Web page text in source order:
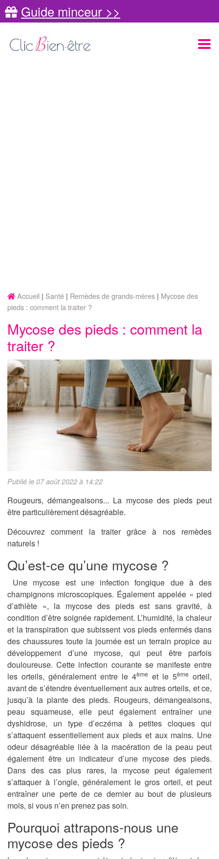
Guide minceur >>
Accueil Santé Remèdes de grands-mères
Mycose des
pieds : comment la traiter ?
Mycose des pieds : comment la
traiter ?
Publié le 07 août 2022 à 14:22
Rougeurs, démangeaisons... La mycose des pieds peut
être particulièrement désagréable.
Découvrez comment la traiter grâce à nos remèdes
naturels !
Qu’est-ce qu’une mycose ?
Une mycose est une infection fongique due à des
champignons microscopiques. Également appelée « pied
d’athlète », la mycose des pieds est sans gravité, à
condition d’être soignée rapidement. L’humidité, la chaleur
et la transpiration que subissent vos pieds enfermés dans
des chaussures toute la journée est un terrain propice au
développement d’une mycose, qui peut être parfois
douloureuse. Cette infection courante se manifeste entre
les orteils, généralement entre le 4ème et le 5ème orteil,
avant de s’étendre éventuellement aux autres orteils, et ce,
jusqu’à la plante des pieds. Rougeurs, démangeaisons,
peau squameuse, elle peut également entraîner une
dyshidrose, un type d’eczéma à petites cloques qui
s’attaquent essentiellement aux pieds et aux mains. Une
odeur désagréable liée à la macération de la peau peut
également être un indicateur d’une mycose des pieds.
Dans des cas plus rares, la mycose peut également
s’attaquer à l’ongle, généralement le gros orteil, et peut
entraîner une perte de ce dernier au bout de plusieurs
mois, si vous n’en prenez pas soin.
Pourquoi attrapons-nous une
mycose des pieds ?